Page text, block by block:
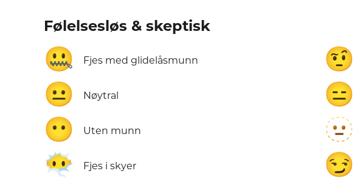
Følelsesløs & skeptisk
🤐 Fjes med glidelåsmunn 🤨
😐 Nøytral 😑
😶 Uten munn 🫥
😶‍🌫️ Fjes i skyer 😏